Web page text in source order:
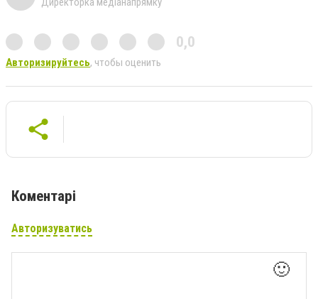
0,0
Авторизируйтесь, чтобы оценить
Коментарі
Авторизуватись
🙂